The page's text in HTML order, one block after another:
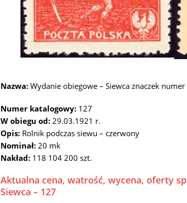
Nazwa: Wydanie obiegowe – Siewca znaczek
Numer katalogowy: 127
W obiegu od: 29.03.1921 r.
Opis: Rolnik podczas siewu – czerwony
Nominał: 20 mk
Nakład: 118 104 200 szt.
Aktualna cena, watrość, wycena, oferty
Siewca – 127